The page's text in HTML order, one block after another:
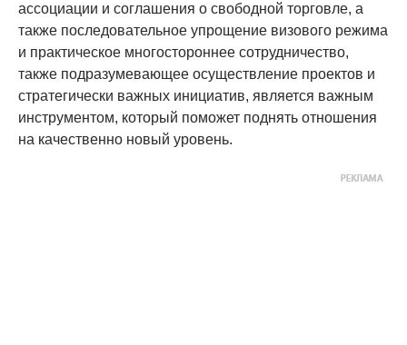
ассоциации и соглашения о свободной торговле, а
также последовательное упрощение визового режима
и практическое многостороннее сотрудничество,
также подразумевающее осуществление проектов и
стратегически важных инициатив, является важным
инструментом, который поможет поднять отношения
на качественно новый уровень.